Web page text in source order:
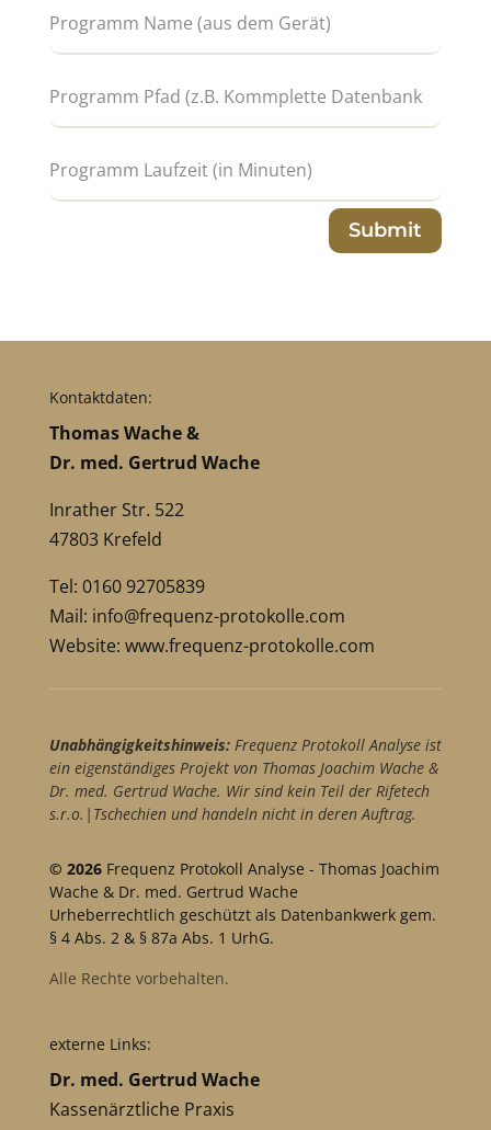
Submit
Kontaktdaten:
Thomas Wache &
Dr. med. Gertrud Wache
Inrather Str. 522
47803 Krefeld
Tel: 0160 92705839
Mail: info@frequenz-protokolle.com
Website: www.frequenz-protokolle.com
Unabhängigkeitshinweis:Frequenz Protokoll Analyse ist
ein eigenständiges Projekt von Thomas Joachim Wache &
Dr. med. Gertrud Wache. Wir sind kein Teil der Rifetech
s.r.o.|Tschechien und handeln nicht in deren Auftrag.
© 2026 Frequenz Protokoll Analyse - Thomas Joachim
Wache & Dr. med. Gertrud Wache
Urheberrechtlich geschützt als Datenbankwerk gem.
§ 4 Abs. 2 & § 87a Abs. 1 UrhG.
Alle Rechte vorbehalten.
externe Links:
Dr. med. Gertrud Wache
Kassenärztliche Praxis